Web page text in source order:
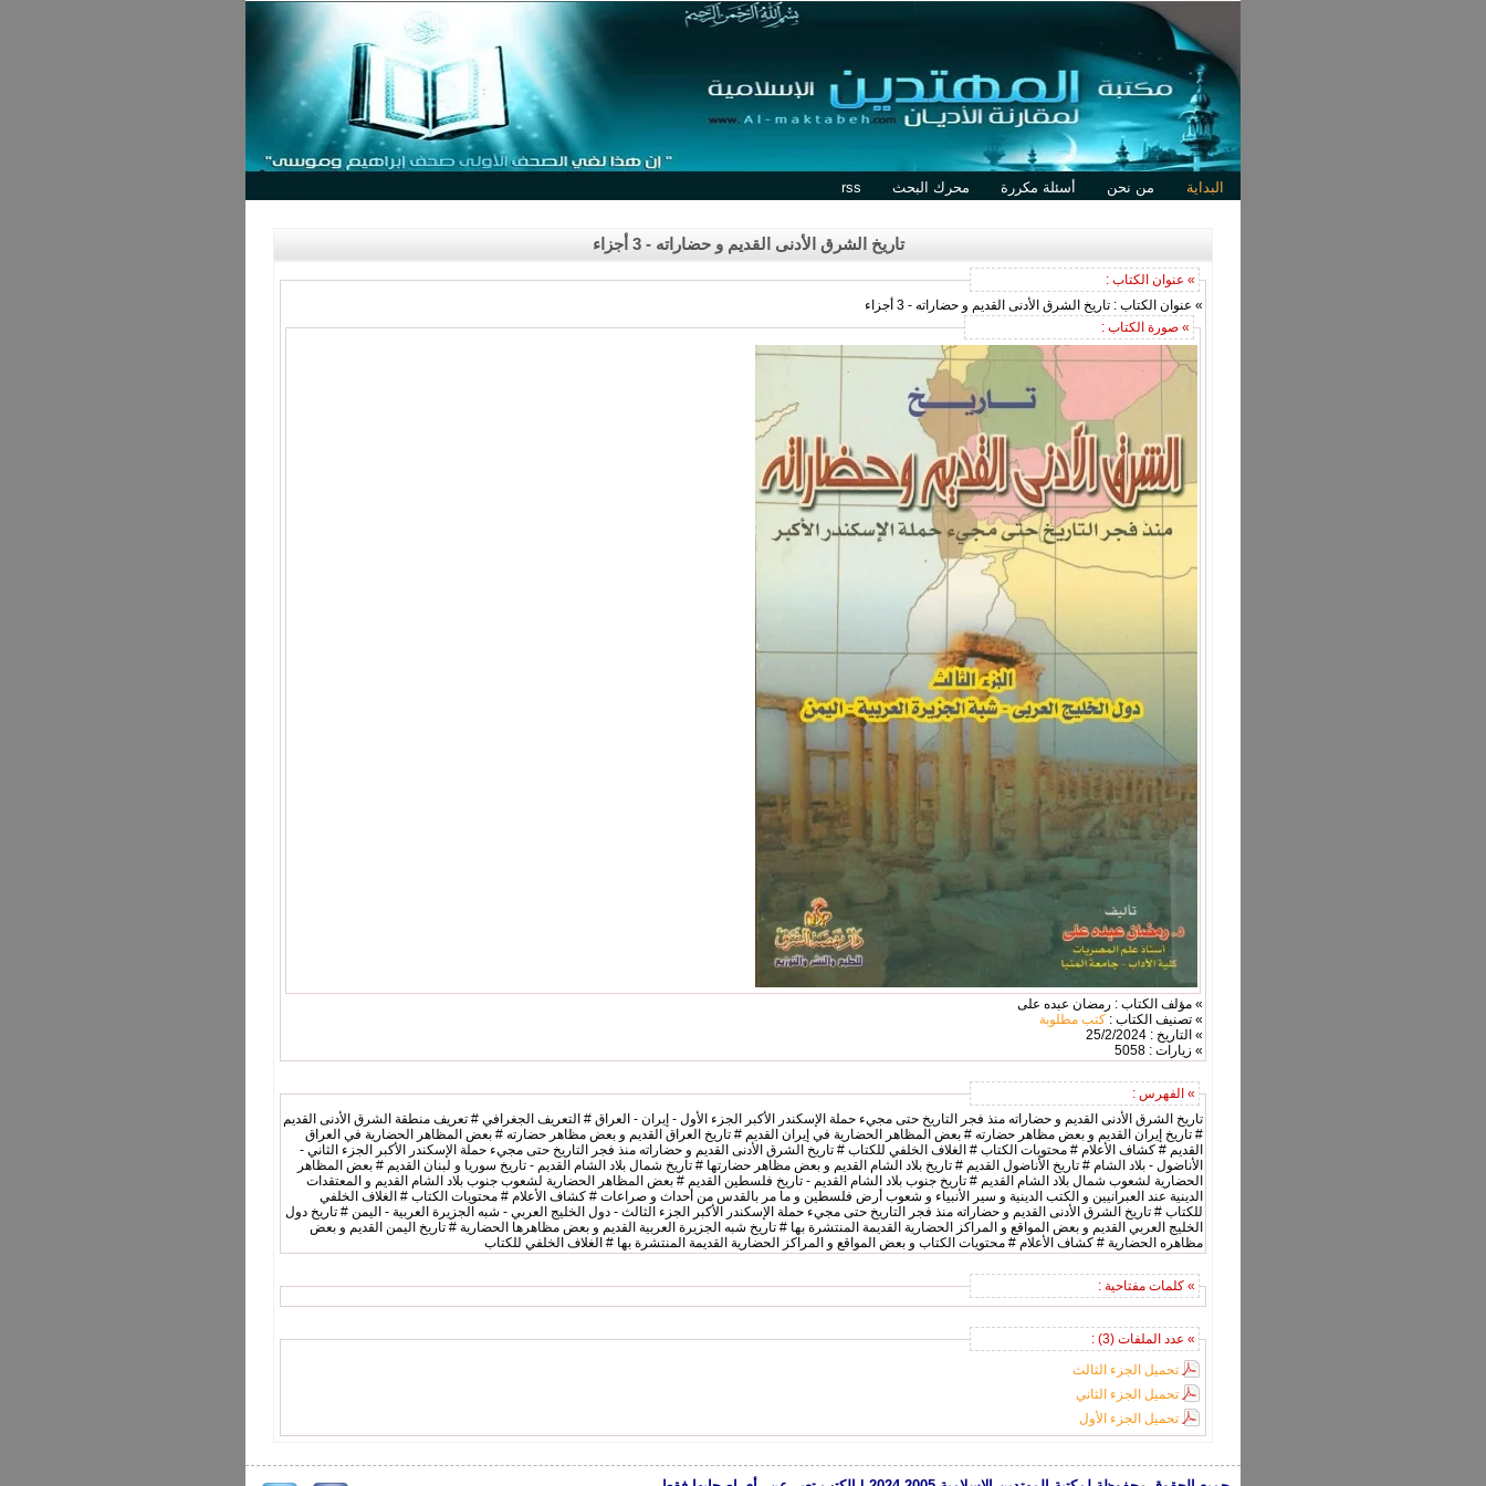
البداية من نحن أسئلة مكررة محرك البحث rss
تاريخ الشرق الأدنى القديم و حضاراته - 3 أجزاء
» عنوان الكتاب :
» عنوان الكتاب : تاريخ الشرق الأدنى القديم و حضاراته - 3 أجزاء
» صورة الكتاب :
» مؤلف الكتاب : رمضان عبده على
» تصنيف الكتاب : كتب مطلوبة
» التاريخ : 25/2/2024
» زيارات : 5058
» الفهرس :
تاريخ الشرق الأدنى القديم و حضاراته منذ فجر التاريخ حتى مجيء حملة الإسكندر الأكبر الجزء الأول - إيران - العراق # التعريف الجغرافي # تعريف منطقة الشرق الأدنى القديم
# تاريخ إيران القديم و بعض مظاهر حضارته # بعض المظاهر الحضارية في إيران القديم # تاريخ العراق القديم و بعض مظاهر حضارته # بعض المظاهر الحضارية في العراق
القديم # كشاف الأعلام # محتويات الكتاب # الغلاف الخلفي للكتاب # تاريخ الشرق الأدنى القديم و حضاراته منذ فجر التاريخ حتى مجيء حملة الإسكندر الأكبر الجزء الثاني -
الأناضول - بلاد الشام # تاريخ الأناضول القديم # تاريخ بلاد الشام القديم و بعض مظاهر حضارتها # تاريخ شمال بلاد الشام القديم - تاريخ سوريا و لبنان القديم # بعض المظاهر
الحضارية لشعوب شمال بلاد الشام القديم # تاريخ جنوب بلاد الشام القديم - تاريخ فلسطين القديم # بعض المظاهر الحضارية لشعوب جنوب بلاد الشام القديم و المعتقدات
الدينية عند العبرانيين و الكتب الدينية و سير الأنبياء و شعوب أرض فلسطين و ما مر بالقدس من أحداث و صراعات # كشاف الأعلام # محتويات الكتاب # الغلاف الخلفي
للكتاب # تاريخ الشرق الأدنى القديم و حضاراته منذ فجر التاريخ حتى مجيء حملة الإسكندر الأكبر الجزء الثالث - دول الخليج العربي - شبه الجزيرة العربية - اليمن # تاريخ دول
الخليج العربي القديم و بعض المواقع و المراكز الحضارية القديمة المنتشرة بها # تاريخ شبه الجزيرة العربية القديم و بعض مظاهرها الحضارية # تاريخ اليمن القديم و بعض
مظاهره الحضارية # كشاف الأعلام # محتويات الكتاب و بعض المواقع و المراكز الحضارية القديمة المنتشرة بها # الغلاف الخلفي للكتاب
» كلمات مفتاحية :
» عدد الملفات (3) :
تحميل الجزء الثالث
تحميل الجزء الثاني
تحميل الجزء الأول